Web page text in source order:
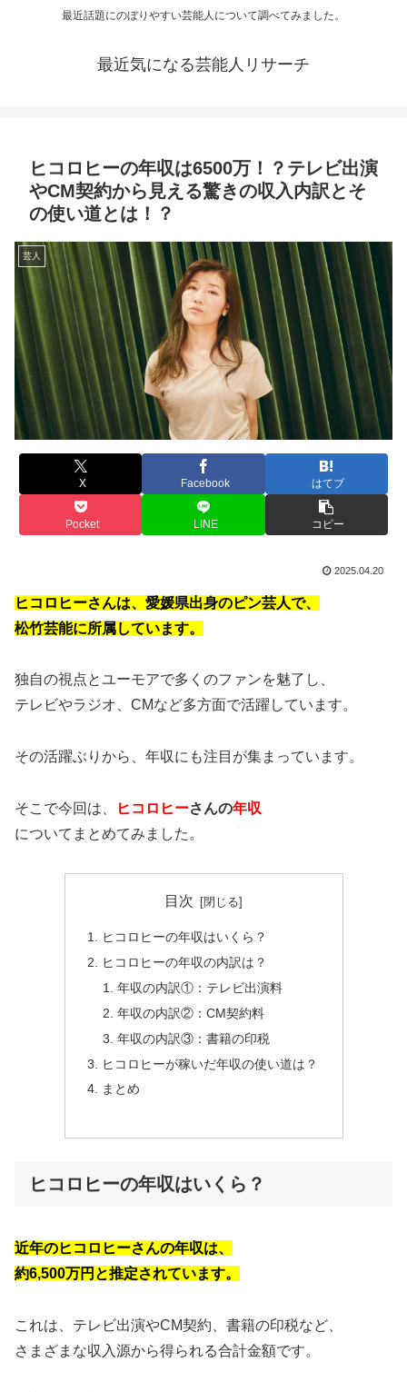
最近話題にのぼりやすい芸能人について調べてみました。
最近気になる芸能人リサーチ
ヒコロヒーの年収は6500万！？テレビ出演
やCM契約から見える驚きの収入内訳とそ
の使い道とは！？
芸人
X Facebook はてブ
Pocket LINE コピー
2025.04.20
ヒコロヒーさんは、愛媛県出身のピン芸人で、
松竹芸能に所属しています。
独自の視点とユーモアで多くのファンを魅了し、
テレビやラジオ、CMなど多方面で活躍しています。
その活躍ぶりから、年収にも注目が集まっています。
そこで今回は、 ヒコロヒーさんの年収
についてまとめてみました。
目次
ヒコロヒーの年収はいくら？
ヒコロヒーの年収の内訳は？
年収の内訳①：テレビ出演料
年収の内訳②：CM契約料
年収の内訳③：書籍の印税
ヒコロヒーが稼いだ年収の使い道は？
まとめ
ヒコロヒーの年収はいくら？
近年のヒコロヒーさんの年収は、
約6,500万円と推定されています。
これは、テレビ出演やCM契約、書籍の印税など、
さまざまな収入源から得られる合計金額です。